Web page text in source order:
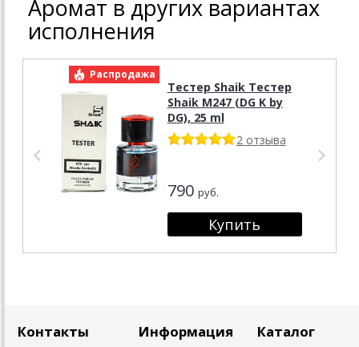
Аромат в других вариантах
исполнения
Распродажа
Тестер Shaik Тестер
Shaik M247 (DG K by
DG), 25 ml
2 отзыва
790 руб.
Контакты Информация Каталог